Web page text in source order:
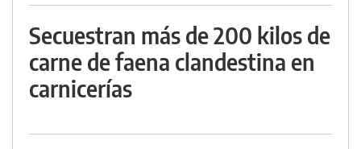
Secuestran más de 200 kilos de
carne de faena clandestina en
carnicerías